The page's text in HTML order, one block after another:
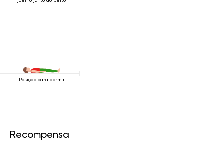
Posição para dormir
Recompensa